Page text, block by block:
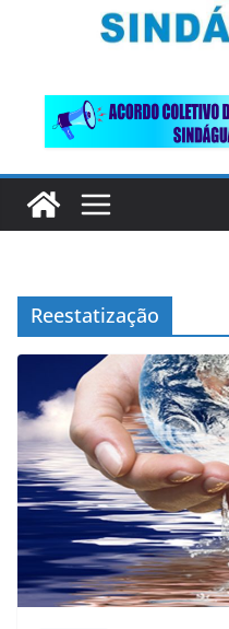
Reestatização